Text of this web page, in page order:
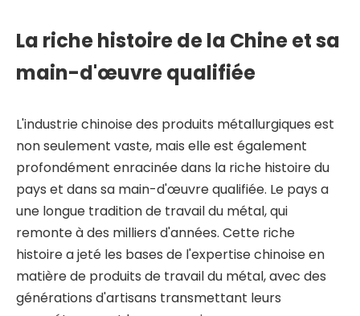
La riche histoire de la Chine et sa
main-d'œuvre qualifiée
L'industrie chinoise des produits métallurgiques est
non seulement vaste, mais elle est également
profondément enracinée dans la riche histoire du
pays et dans sa main-d'œuvre qualifiée. Le pays a
une longue tradition de travail du métal, qui
remonte à des milliers d'années. Cette riche
histoire a jeté les bases de l'expertise chinoise en
matière de produits de travail du métal, avec des
générations d'artisans transmettant leurs